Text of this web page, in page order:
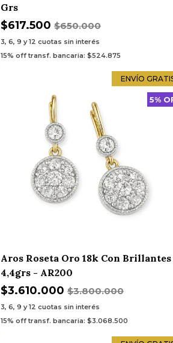
Grs
$617.500 $650.000
3, 6, 9 y 12 cuotas sin interés
15% off transf. bancaria: $524.875
ENVÍO
5%
Aros Roseta Oro 18k Con Brillantes
4,4grs - AR200
$3.610.000 $3.800.000
3, 6, 9 y 12 cuotas sin interés
15% off transf. bancaria: $3.068.500